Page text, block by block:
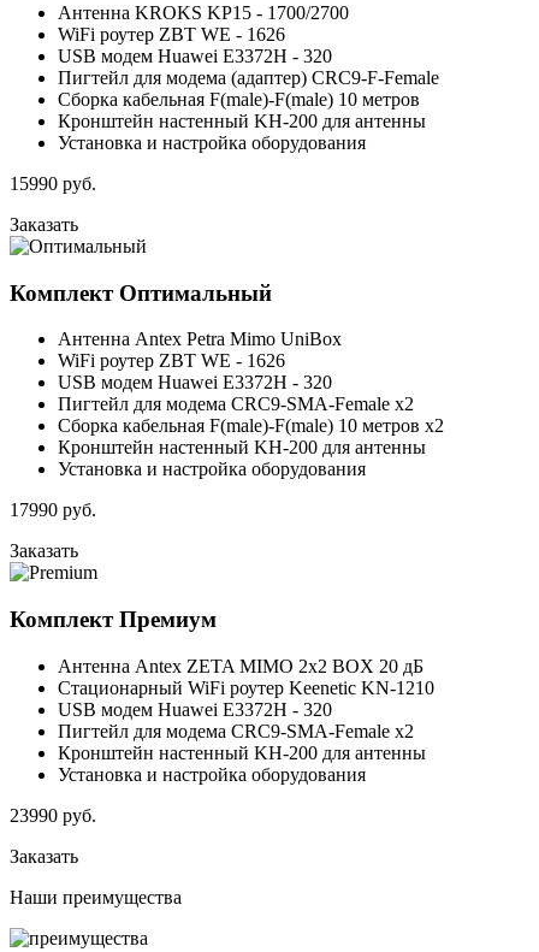
Антенна KROKS KP15 - 1700/2700
WiFi роутер ZBT WE - 1626
USB модем Huawei E3372H - 320
Пигтейл для модема (адаптер) CRC9-F-Female
Сборка кабельная F(male)-F(male) 10 метров
Кронштейн настенный KH-200 для антенны
Установка и настройка оборудования
15990 руб.
Заказать
Комплект Оптимальный
Антенна Antex Petra Mimo UniBox
WiFi роутер ZBT WE - 1626
USB модем Huawei E3372H - 320
Пигтейл для модема CRC9-SMA-Female x2
Сборка кабельная F(male)-F(male) 10 метров x2
Кронштейн настенный KH-200 для антенны
Установка и настройка оборудования
17990 руб.
Заказать
КомплектПремиум
Антенна Antex ZETA MIMO 2x2 BOX 20 дБ
Стационарный WiFi роутер Keenetic KN-1210
USB модем Huawei E3372H - 320
Пигтейл для модема CRC9-SMA-Female x2
Кронштейн настенный KH-200 для антенны
Установка и настройка оборудования
23990 руб.
Заказать
Наши преимущества